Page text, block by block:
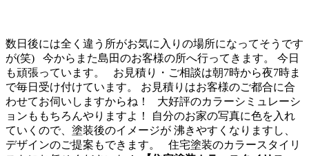
数日後には全く違う所がお気に入りの場所になってそうです
が(笑) 今からまた島田のお客様の所へ行ってきます。 今日
も頑張っています。 お見積り・ご相談は朝7時から夜7時ま
で毎日受け付けています。 お見積りはお客様のご都合に合
わせてお伺いしますからね！ 大好評のカラーシミュレーシ
ョンももちろんやりますよ！ 自分のお家の写真に色を入れ
ていくので、塗装後のイメージが 沸きやすくなりますし、
デザインのご提案もできます。 住宅塗装のカラースタイリ